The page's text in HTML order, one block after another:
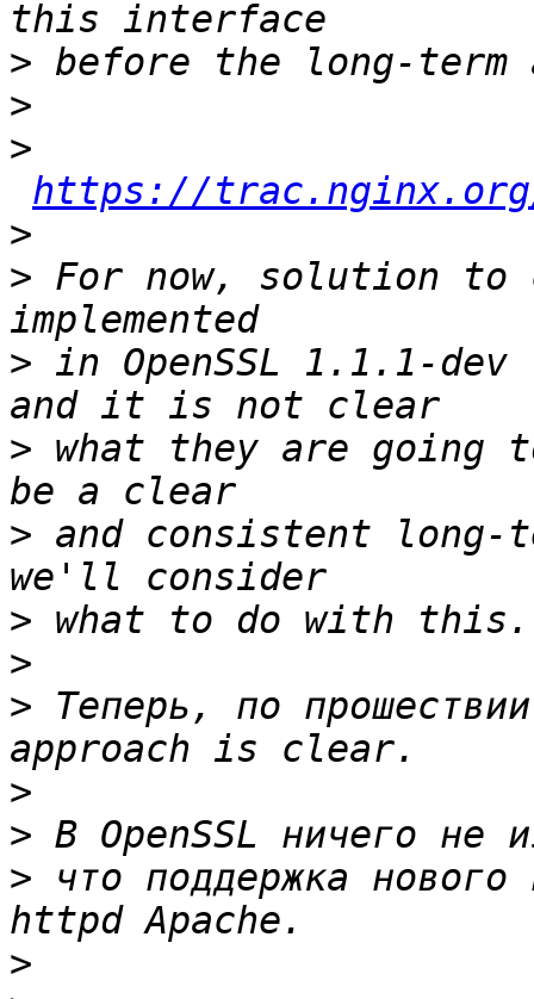
>
>
>
https://trac.nginx.org/
>
> For now, solution to
> in OpenSSL 1.1.1-
> what they are going
> and consistent long-
>
>
> Теперь, по
>
>
> что поддержка нового
>